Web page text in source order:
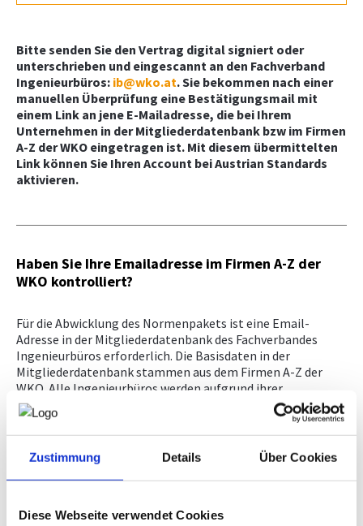
Zustimmung Details Über Cookies
Diese Webseite verwendet Cookies
Bitte senden Sie den Vertrag digital signiert oder
unterschrieben und eingescannt an den Fachverband
Ingenieurbüros: ib@wko.at. Sie bekommen nach einer
manuellen Überprüfung eine Bestätigungsmail mit
einem Link an jene E-Mailadresse, die bei Ihrem
Unternehmen in der Mitgliederdatenbank bzw im Firmen
A-Z der WKO eingetragen ist. Mit diesem übermittelten
Link können Sie Ihren Account bei Austrian Standards
aktivieren.
Haben Sie Ihre Emailadresse im Firmen A-Z der
WKO kontrolliert?
Für die Abwicklung des Normenpakets ist eine Email-
Adresse in der Mitgliederdatenbank des Fachverbandes
Ingenieurbüros erforderlich. Die Basisdaten in der
Mitgliederdatenbank stammen aus dem Firmen A-Z der
WKO. Alle Ingenieurbüros werden aufgrund ihrer
Gewerbeberechtigung über das behördliche
Gewerberegister automatisch mit ihren Basisdaten
(Firmenname und -anschrift) im Firmen A-Z erfasst.
Zusätzliche Daten wie zB Telefonnummer und Email-
Adresse können nur Sie selbst, als Mitglied, eingetragen.
Bitte ergänzen Sie daher Ihre Daten im Firmen A-Z